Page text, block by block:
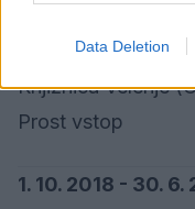
Data Deletion
Knjižnica Velenje
Prost vstop
1. 10. 2018 - 30. 6.